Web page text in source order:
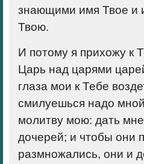
знающими имя Твое и
Твою.
И потому я прихожу к
Царь над царями
глаза мои к Тебе
смилуешься надо
молитву мою: дать
дочерей; и чтобы они
размножались, они и